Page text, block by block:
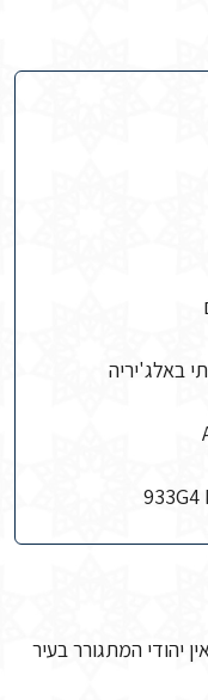
באלג'יריה
933G4
יהודי המתגורר בעיר